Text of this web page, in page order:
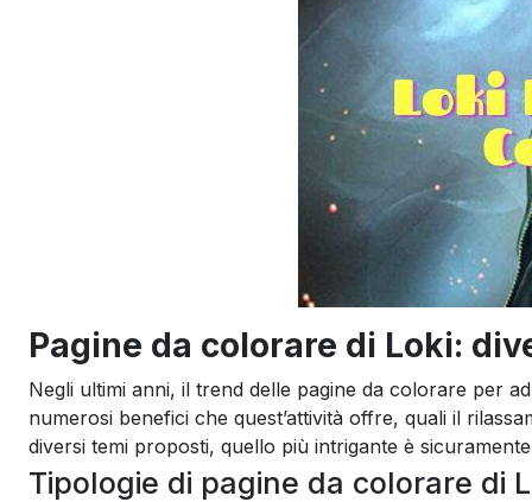
Pagine da colorare di Loki:
Negli ultimi anni, il trend delle pagine da colorare per
numerosi benefici che quest’attività offre, quali il
diversi temi proposti, quello più intrigante è
Tipologie di pagine da colorare di